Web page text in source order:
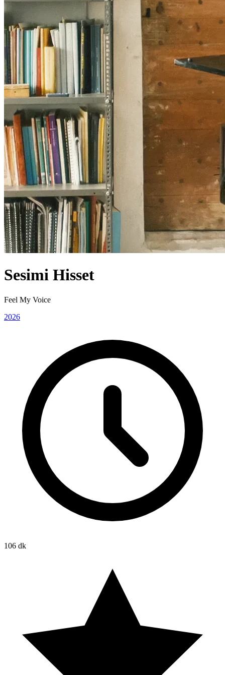
Sesimi Hisset
Feel My Voice
2026
106 dk